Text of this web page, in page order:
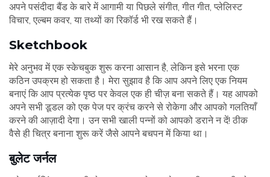
अपने पसंदीदा बैंड के बारे में आगामी या पिछले संगीत, गीत गीत, प्लेलिस्ट
विचार, एल्बम कवर, या तथ्यों का रिकॉर्ड भी रख सकते हैं।
Sketchbook
मेरे अनुभव में एक स्केचबुक शुरू करना आसान है, लेकिन इसे भरना एक
कठिन उपक्रम हो सकता है। मेरा सुझाव है कि आप अपने लिए एक नियम
बनाएं कि आप प्रत्येक पृष्ठ पर केवल एक ही चीज़ बना सकते हैं। यह आपको
अपने सभी डूडल को एक पेज पर क्रंच करने से रोकेगा और आपको गलतियाँ
करने की आज़ादी देगा। उन सभी खाली पन्नों को आपको डराने न दें! ठीक
वैसे ही चित्र बनाना शुरू करें जैसे आपने बचपन में किया था।
बुलेट जर्नल